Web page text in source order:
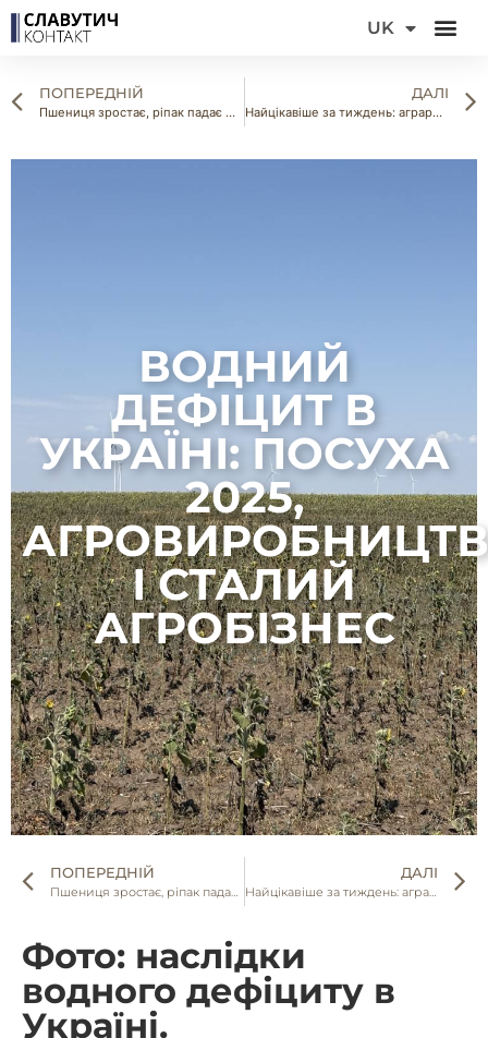
UK
FR
ПОПЕРЕДНІЙ
Пшениця зростає, ріпак падає — аналітика ринку зерна на 18–22 липня 2025
ДАЛІ
Найцікавіше за тиждень: аграрні новини України
ВОДНИЙ
ДЕФІЦИТ В
УКРАЇНІ: ПОСУХА
2025,
І СТАЛИЙ
АГРОБІЗНЕС
ПОПЕРЕДНІЙ ДАЛІ
Найцікавіше за тиждень: аграрні новини України
Фото: наслідки
водного дефіциту в
Україні.